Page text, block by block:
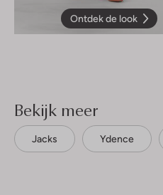
Ontdek de look
Bekijk meer
Jacks Ydence